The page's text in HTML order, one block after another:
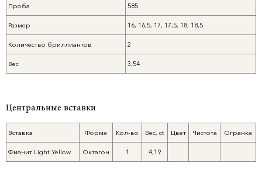
Проба 585
Размер 16, 16,5, 17, 17,5, 18, 18,5
Количество бриллиантов 2
Вес 3,54
Центральные вставки
Вставка Форма Кол-во Вес, ct Цвет Чистота Огранка
Фианит Light Yellow Октагон 1 4,19